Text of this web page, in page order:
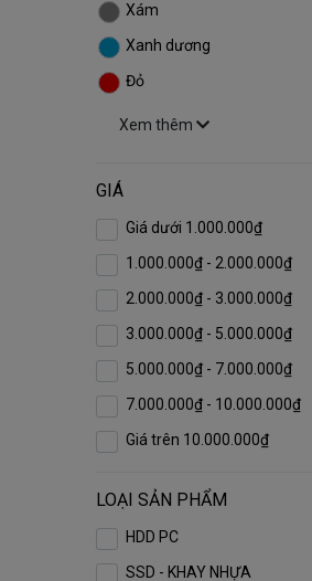
Xám
Xanh dương
Đỏ
Xem thêm
GIÁ
Giá dưới 1.000.000₫
1.000.000₫ - 2.000.000₫
2.000.000₫ - 3.000.000₫
3.000.000₫ - 5.000.000₫
5.000.000₫ - 7.000.000₫
7.000.000₫ - 10.000.000₫
Giá trên 10.000.000₫
LOẠI SẢN PHẨM
HDD PC
SSD - KHAY NHỰA